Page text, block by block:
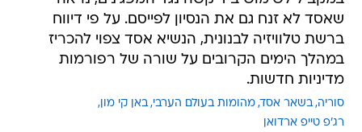
שאסד לא זנח גם את הנסיון לפייסם. על פי דיווח
ברשת טלוויזיה לבנונית, הנשיא אסד צפוי להכריז
במהלך הימים הקרובים על שורה של רפורמות
מדיניות חדשות.
סוריה בשאר אסד מהומות בעולם הערבי באן קי מון
רג'פ טייפ ארדואן